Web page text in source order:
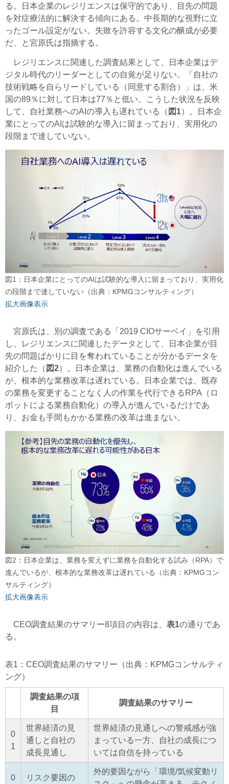
る。日本企業のレジリエンスは保守的であり、目先の問題
を対症療法的に解決する傾向にある。中長期的な視野に立
ったゴール設定がない。失敗を許容する文化の醸成が必要
だ、と宮原氏は指摘する。
レジリエンスに関連した調査結果として、日本企業はデ
ジタル時代のリーダーとしての自覚が足りない。「自社の
技術戦略を自らリードしている（同意する割合）」は、米
国の89％に対して日本は77％と低い。こうした状況を反映
して、自社業務へのAIの導入も遅れている（ 図1）。日本企
業にとってのAIは試験的な導入に留まっており、実用化の
段階まで達していない。
図1：日本企業にとってのAIは試験的な導入に留まっており、実用化
の段階まで達していない（出典：KPMGコンサルティング）
拡大画像表示
宮原氏は、別の調査である「2019 CIOサーベイ」を引用
し、レジリエンスに関連したデータとして、日本企業が目
先の問題ばかりに目を奪われていることが分かるデータを
紹介した（ 図2）。日本企業は、業務の自動化は進んでいる
が、根本的な業務改革は遅れている。日本企業では、既存
の業務を変更することなく人の作業を代行できるRPA（ロ
ボットによる業務自動化）の導入が進んでいるだけであ
り、お金も手間もかかる業務の改革は進まない。
図2：日本企業は、業務を変えずに業務を自動化する試み（RPA）で
進んでいるが、根本的な業務改革は遅れている（出典：KPMGコン
サルティング）
拡大画像表示
CEO調査結果のサマリー8項目の内容は、 表1の通りであ
る。
表1：CEO調査結果のサマリー（出典：KPMGコンサルティ
ング）
調査結果の項
目
調査結果のサマリー
0
1
世界経済の見
通しと自社の
成長見通し
世界経済の見通しへの警戒感が強
まっている一方、自社の成長につ
いては自信を持っている
0 リスク要因の
外的要因ながら「環境/気候変動リ